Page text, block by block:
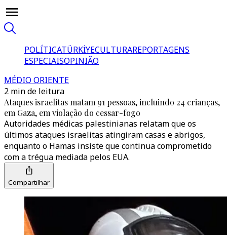
POLÍTICATÜRKİYECULTURAREPORTAGENS
ESPECIAISOPINIÃO
MÉDIO ORIENTE
2 min de leitura
Ataques israelitas matam 91 pessoas, incluindo 24 crianças,
em Gaza, em violação do cessar-fogo
Autoridades médicas palestinianas relatam que os
últimos ataques israelitas atingiram casas e abrigos,
enquanto o Hamas insiste que continua comprometido
com a trégua mediada pelos EUA.
Compartilhar